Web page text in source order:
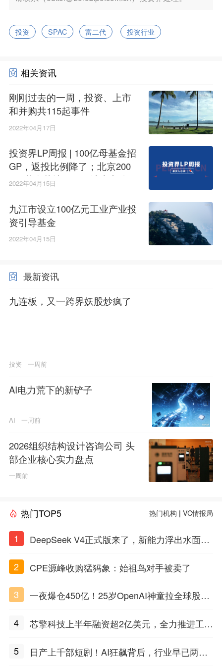
投资 SPAC 富二代 投资行业
相关资讯
刚刚过去的一周，投资、上市
和并购共115起事件
2022年04月17日
投资界LP周报 | 100亿母基金招
GP，返投比例降了；北京200
亿S基金落地；又一波上市公司
2022年04月15日
九江市设立100亿元工业产业投
资引导基金
2022年04月15日
最新资讯
九连板，又一跨界妖股炒疯了
投资 一周前
AI电力荒下的新铲子
AI 一周前
2026组织结构设计咨询公司 头
部企业核心实力盘点
一周前
热门TOP5 热门机构 |VC情报局
1
DeepSeek V4正式版来了，新能力浮出水面，
2
CPE源峰收购猛犸象：始祖鸟对手被卖了
3
一夜爆仓450亿！25岁OpenAI神童拉全球股民
4
芯擎科技上半年融资超2亿美元，全力推进工业
5
日产上千部短剧！AI狂飙背后，行业早已两极